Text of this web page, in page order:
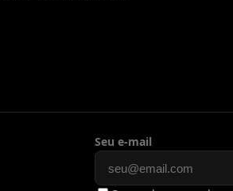
Seu e-mail